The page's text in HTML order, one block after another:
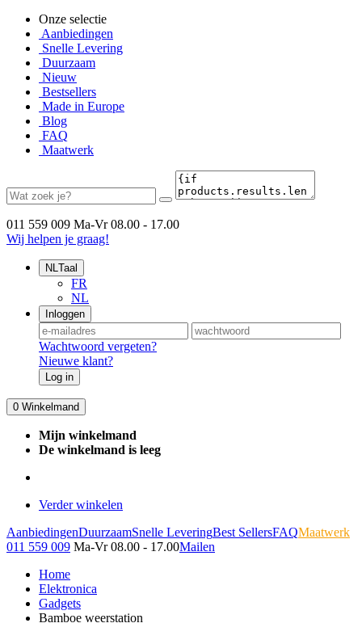
Onze selectie
Aanbiedingen
Snelle Levering
Duurzaam
Nieuw
Bestsellers
Made in Europe
Blog
FAQ
Maatwerk
011 559 009 Ma-Vr 08.00 - 17.00
Wij helpen je graag!
NLTaal
FR
NL
Inloggen
Wachtwoord vergeten?
Nieuwe klant?
Log in
0 Winkelmand
Mijn winkelmand
De winkelmand is leeg
Verder winkelen
AanbiedingenDuurzaamSnelle LeveringBest SellersFAQMaatwerk
011 559 009 Ma-Vr 08.00 - 17.00Mailen
Home
Elektronica
Gadgets
Bamboe weerstation